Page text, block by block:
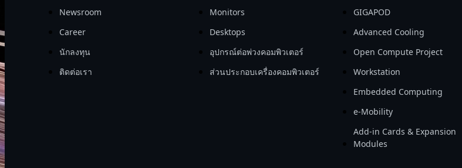
Newsroom
Career
นักลงทุน
ติดต่อเรา
Monitors
Desktops
อุปกรณ์ต่อพ่วงคอมพิวเตอร์
ส่วนประกอบเครื่องคอมพิวเตอร์
GIGAPOD
Advanced Cooling
Open Compute Project
Workstation
Embedded Computing
e-Mobility
Add-in Cards & Expansion
Modules